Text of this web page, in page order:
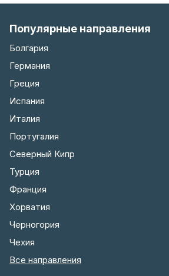
Популярные направления
Болгария
Германия
Греция
Испания
Италия
Португалия
Северный Кипр
Турция
Франция
Хорватия
Черногория
Чехия
Все направления